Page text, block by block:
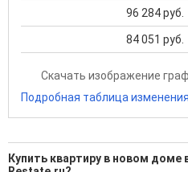
96 284 руб.
84 051 руб.
Скачать изображение
Подробная таблица
Купить квартиру в новом доме